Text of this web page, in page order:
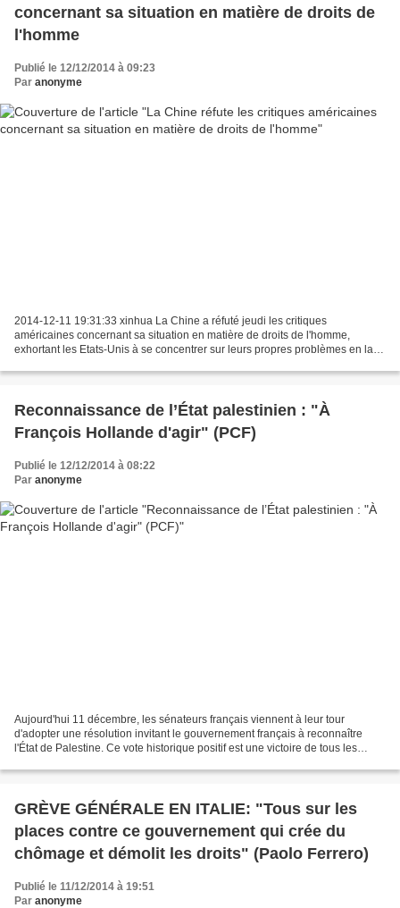
concernant sa situation en matière de droits de
l'homme
Publié le 12/12/2014 à 09:23
Par anonyme
2014-12-11 19:31:33 xinhua La Chine a réfuté jeudi les critiques
américaines concernant sa situation en matière de droits de l'homme,
exhortant les Etats-Unis à se concentrer sur leurs propres problèmes en la
Reconnaissance de l’État palestinien : "À
François Hollande d'agir" (PCF)
Publié le 12/12/2014 à 08:22
Par anonyme
Aujourd'hui 11 décembre, les sénateurs français viennent à leur tour
d'adopter une résolution invitant le gouvernement français à reconnaître
l'État de Palestine. Ce vote historique positif est une victoire de tous les
GRÈVE GÉNÉRALE EN ITALIE: "Tous sur les
places contre ce gouvernement qui crée du
chômage et démolit les droits" (Paolo Ferrero)
Publié le 11/12/2014 à 19:51
Par anonyme